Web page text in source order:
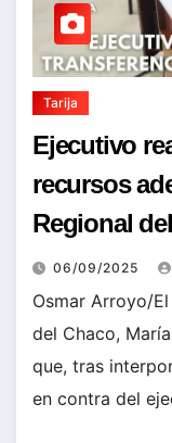
Tarija
Ejecutivo
recursos
Regional
06/09/2025
Osmar Arroyo/
del Chaco,
que, tras
en contra del